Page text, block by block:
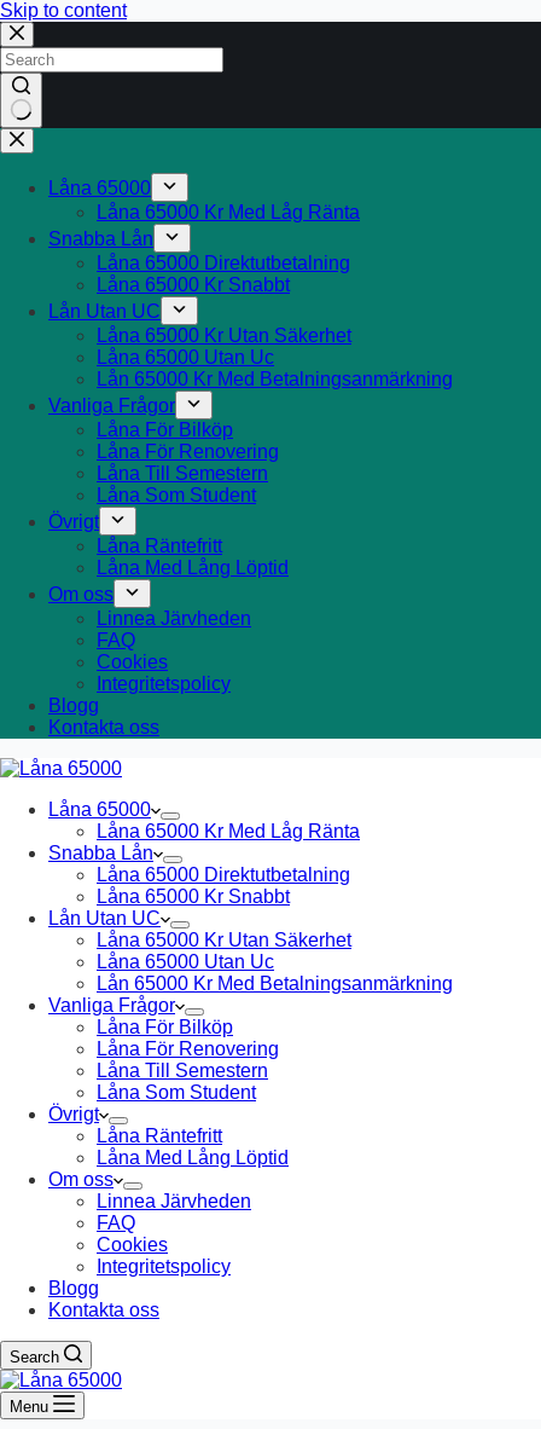
Skip to content
No
results
Låna 65000
Låna 65000 Kr Med Låg Ränta
Snabba Lån
Låna 65000 Direktutbetalning
Låna 65000 Kr Snabbt
Lån Utan UC
Låna 65000 Kr Utan Säkerhet
Låna 65000 Utan Uc
Lån 65000 Kr Med Betalningsanmärkning
Vanliga Frågor
Låna För Bilköp
Låna För Renovering
Låna Till Semestern
Låna Som Student
Övrigt
Låna Räntefritt
Låna Med Lång Löptid
Om oss
Linnea Järvheden
FAQ
Cookies
Integritetspolicy
Blogg
Kontakta oss
Låna 65000
Låna 65000 Kr Med Låg Ränta
Snabba Lån
Låna 65000 Direktutbetalning
Låna 65000 Kr Snabbt
Lån Utan UC
Låna 65000 Kr Utan Säkerhet
Låna 65000 Utan Uc
Lån 65000 Kr Med Betalningsanmärkning
Vanliga Frågor
Låna För Bilköp
Låna För Renovering
Låna Till Semestern
Låna Som Student
Övrigt
Låna Räntefritt
Låna Med Lång Löptid
Om oss
Linnea Järvheden
FAQ
Cookies
Integritetspolicy
Blogg
Kontakta oss
Search
Menu